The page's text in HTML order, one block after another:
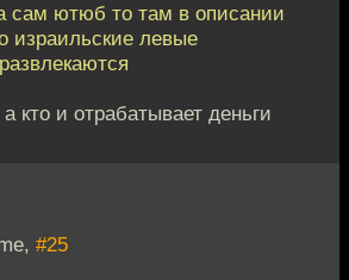
сам ютюб то там в описании
израильские левые
кто и отрабатывает деньги
#25